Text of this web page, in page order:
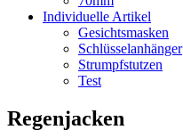
Individuelle Artikel
Gesichtsmasken
Schlüsselanhänger
Strumpfstutzen
Test
Regenjacken